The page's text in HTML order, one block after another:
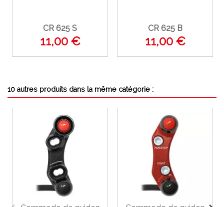
CR 625 S
11,00 €
CR 625 B
11,00 €
10 autres produits dans la même catégorie :